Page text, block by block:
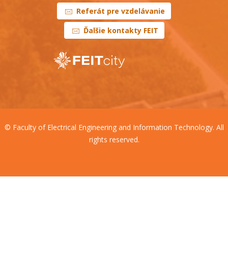
Referát pre vzdelávanie
Ďalšie kontakty FEIT
© Faculty of Electrical Engineering and Information Technology. All
rights reserved.